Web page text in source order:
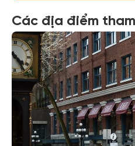
Các địa điểm